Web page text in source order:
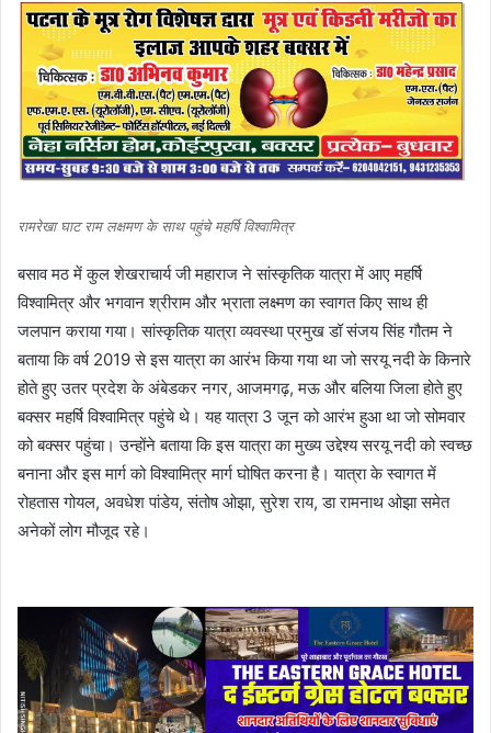
रामरेखा घाट राम लक्षमण के साथ पहुंचे महर्षि विश्वामित्र
बसाव मठ में कुल शेखराचार्य जी महाराज ने सांस्कृतिक यात्रा में आए महर्षि
विश्वामित्र और भगवान श्रीराम और भ्राता लक्ष्मण का स्वागत किए साथ ही
जलपान कराया गया। सांस्कृतिक यात्रा व्यवस्था प्रमुख डॉ संजय सिंह गौतम ने
बताया कि वर्ष 2019 से इस यात्रा का आरंभ किया गया था जो सरयू नदी के किनारे
होते हुए उतर प्रदेश के अंबेडकर नगर, आजमगढ़, मऊ और बलिया जिला होते हुए
बक्सर महर्षि विश्वामित्र पहुंचे थे। यह यात्रा 3 जून को आरंभ हुआ था जो सोमवार
को बक्सर पहुंचा। उन्होंने बताया कि इस यात्रा का मुख्य उद्देश्य सरयू नदी को स्वच्छ
बनाना और इस मार्ग को विश्वामित्र मार्ग घोषित करना है। यात्रा के स्वागत में
रोहतास गोयल, अवधेश पांडेय, संतोष ओझा, सुरेश राय, डा रामनाथ ओझा समेत
अनेकों लोग मौजूद रहे।